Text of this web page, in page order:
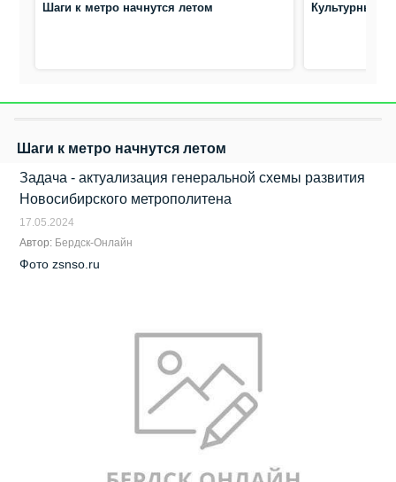
Шаги к метро начнутся летом Культурный
Шаги к метро начнутся летом
Задача - актуализация генеральной схемы развития
Новосибирского метрополитена
17.05.2024
Автор: Бердск-Онлайн
Фото zsnso.ru